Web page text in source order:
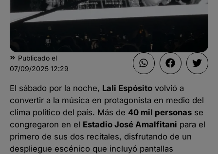
Publicado el
07/09/2025 12:29
El sábado por la noche, Lali Espósito volvió a
convertir a la música en protagonista en medio del
clima político del país. Más de 40 mil personas se
congregaron en el Estadio José Amalfitani para el
primero de sus dos recitales, disfrutando de un
despliegue escénico que incluyó pantallas